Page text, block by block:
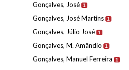
Gonçalves, José 1
Gonçalves, José Martins 1
Gonçalves, Júlio José 1
Gonçalves, M. Amândio 1
Gonçalves, Manuel Ferreira 1